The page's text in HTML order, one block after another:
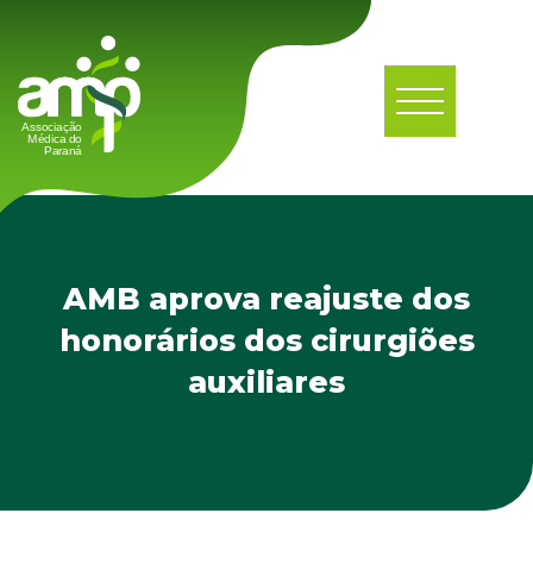
AMB aprova reajuste dos
honorários dos cirurgiões
auxiliares